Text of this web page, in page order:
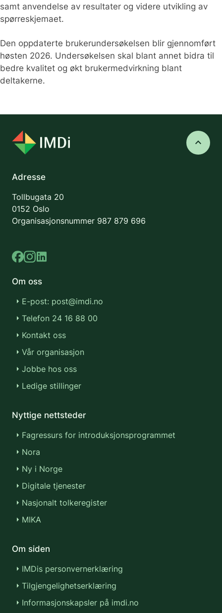
samt anvendelse av resultater og videre utvikling av
spørreskjemaet.
Den oppdaterte brukerundersøkelsen blir gjennomført
høsten 2026. Undersøkelsen skal blant annet bidra til
bedre kvalitet og økt brukermedvirkning blant
deltakerne.
keyboard_arrow_up
Adresse
Tollbugata 20
0152 Oslo
Organisasjonsnummer 987 879 696
Om oss
E-post: post@imdi.no
Telefon 24 16 88 00
Kontakt oss
Vår organisasjon
Jobbe hos oss
Ledige stillinger
Nyttige nettsteder
Fagressurs for introduksjonsprogrammet
Nora
Ny i Norge
Digitale tjenester
Nasjonalt tolkeregister
MIKA
Om siden
IMDis personvernerklæring
Tilgjengelighetserklæring
Informasjonskapsler på imdi.no